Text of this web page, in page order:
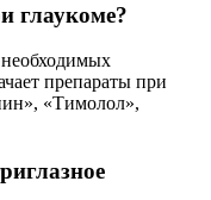
глаукоме?
препараты при
«Тимолол»,